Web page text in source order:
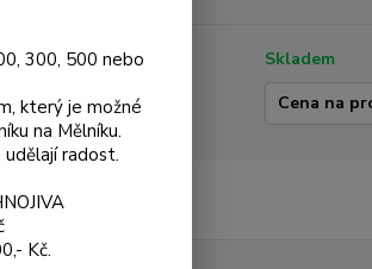
Dostupnost
Skladem
Varianta
300, 500 nebo
který je možné
na Mělníku.
radost.
Kč.